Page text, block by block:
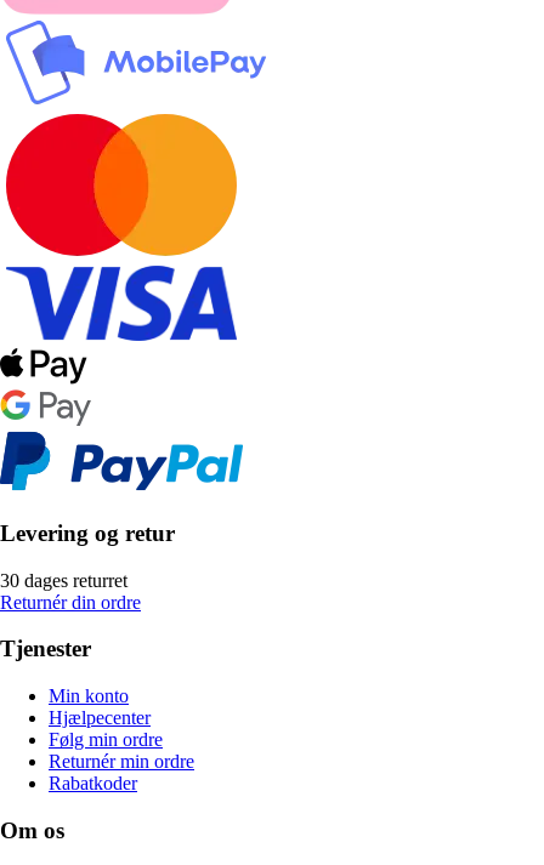
Levering og retur
30 dages returret
Returnér din ordre
Tjenester
Min konto
Hjælpecenter
Følg min ordre
Returnér min ordre
Rabatkoder
Om os